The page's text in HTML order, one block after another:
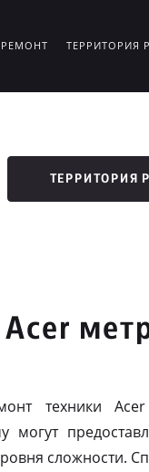
ТЕРРИТОРИЯ
ТЕРРИТОРИЯ
техники
могут
сложности.